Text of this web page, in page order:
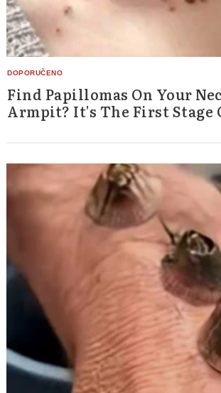
Find Papillomas On Your
Armpit? It's The First Stage
Search